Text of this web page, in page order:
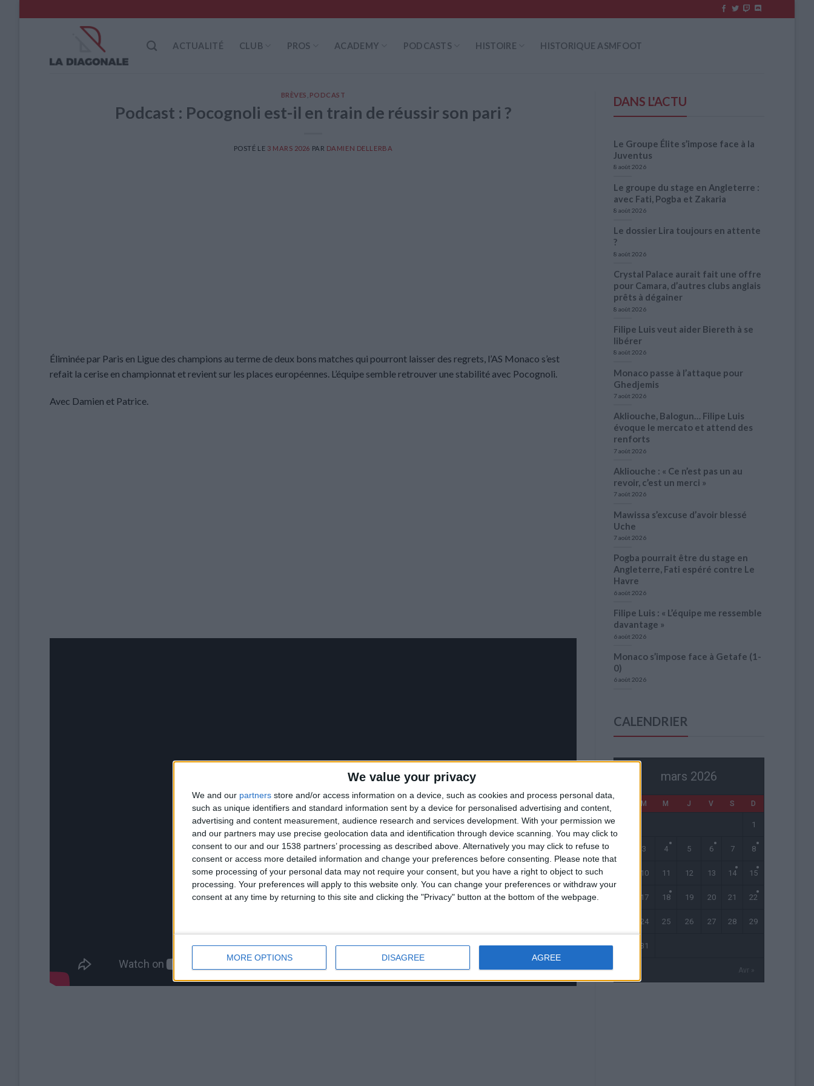
We value your privacy
We and our partners store and/or access information on a device, such as cookies and process personal data,
such as unique identifiers and standard information sent by a device for personalised advertising and content,
advertising and content measurement, audience research and services development. With your permission we
and our partners may use precise geolocation data and identification through device scanning. You may click to
consent to our and our 1538 partners’ processing as described above. Alternatively you may click to refuse to
consent or access more detailed information and change your preferences before consenting.
Please note that
some processing of your personal data may not require your consent, but you have a right to object to such
processing. Your preferences will apply to this website only. You can change your preferences or withdraw your
consent at any time by returning to this site and clicking the "Privacy" button at the bottom of the webpage.
MORE OPTIONS DISAGREE AGREE
to
ACTUALITÉ CLUB PROS ACADEMY PODCASTS HISTOIRE HISTORIQUE ASMFOOT
BRÈVES PODCAST
Podcast : Pocognoli est-il en train de réussir son pari ?
POSTÉ LE 3 MARS 2026 PAR DAMIEN DELLERBA
Éliminée par Paris en Ligue des champions au terme de deux bons matches qui pourront laisser des regrets, l’AS Monaco s’est
refait la cerise en championnat et revient sur les places européennes. L’équipe semble retrouver une stabilité avec Pocognoli.
Avec Damien et Patrice.
DANS L'ACTU
Le Groupe Élite s’impose face à la
Juventus
8 août 2026
Le groupe du stage en Angleterre :
avec Fati, Pogba et Zakaria
8 août 2026
Le dossier Lira toujours en attente
?
8 août 2026
Crystal Palace aurait fait une offre
pour Camara, d’autres clubs anglais
prêts à dégainer
8 août 2026
Filipe Luis veut aider Biereth à se
libérer
8 août 2026
Monaco passe à l’attaque pour
Ghedjemis
7 août 2026
Akliouche, Balogun… Filipe Luis
évoque le mercato et attend des
renforts
7 août 2026
Akliouche : « Ce n’est pas un au
revoir, c’est un merci »
7 août 2026
Mawissa s’excuse d’avoir blessé
Uche
7 août 2026
Pogba pourrait être du stage en
Angleterre, Fati espéré contre Le
Havre
6 août 2026
Filipe Luis : « L’équipe me ressemble
davantage »
6 août 2026
Monaco s’impose face à Getafe (1-
0)
6 août 2026
CALENDRIER
mars 2026
M M J V S D
Avr »
1
3 4 5 6 7 8
10 11 12 13 14 15
17 18 19 20 21 22
24 25 26 27 28 29
31